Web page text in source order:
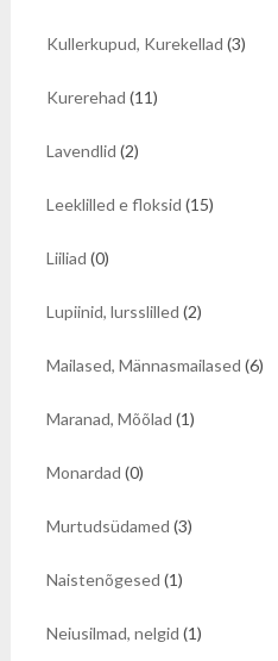
Kullerkupud, Kurekellad (3)
Kurerehad (11)
Lavendlid (2)
Leeklilled e floksid (15)
Liiliad (0)
Lupiinid, lursslilled (2)
Mailased, Männasmailased (6)
Maranad, Mõõlad (1)
Monardad (0)
Murtudsüdamed (3)
Naistenõgesed (1)
Neiusilmad, nelgid (1)